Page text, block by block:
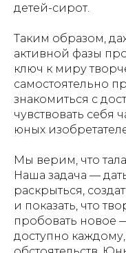
детей-сирот.
Таким образом,
активной фазы
ключ к миру
самостоятельно
знакомиться с
чувствовать себя
юных
Мы верим, что
Наша задача —
раскрыться,
и показать, что
пробовать новое
доступно